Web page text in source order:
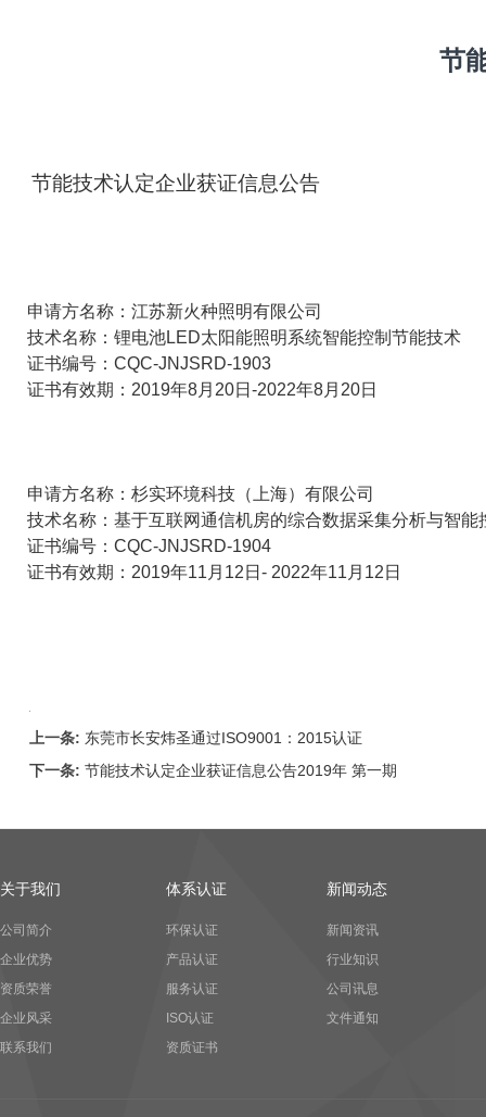
节
节能技术认定企业获证信息公告
申请方名称：江苏新火种照明有限公司
技术名称：锂电池LED太阳能照明系统智能控制节能技术
证书编号： CQC-JNJSRD-1903
证书有效期： 2019年8月 20日 -2022年8月 20日
申请方名称：杉实环境科技（上海）有限公司
技术名称：基于互联网通信机房的综合数据采集分析与智能
证书编号： CQC-JNJSRD-1904
证书有效期： 2019年11 月 12 日 - 2022年11 月 12 日
上一条: 东莞市长安炜圣通过ISO9001：2015认证
下一条: 节能技术认定企业获证信息公告2019年 第一期
关于我们
公司简介
企业优势
资质荣誉
企业风采
联系我们
体系认证
环保认证
产品认证
服务认证
ISO认证
资质证书
新闻动态
新闻资讯
行业知识
公司讯息
文件通知